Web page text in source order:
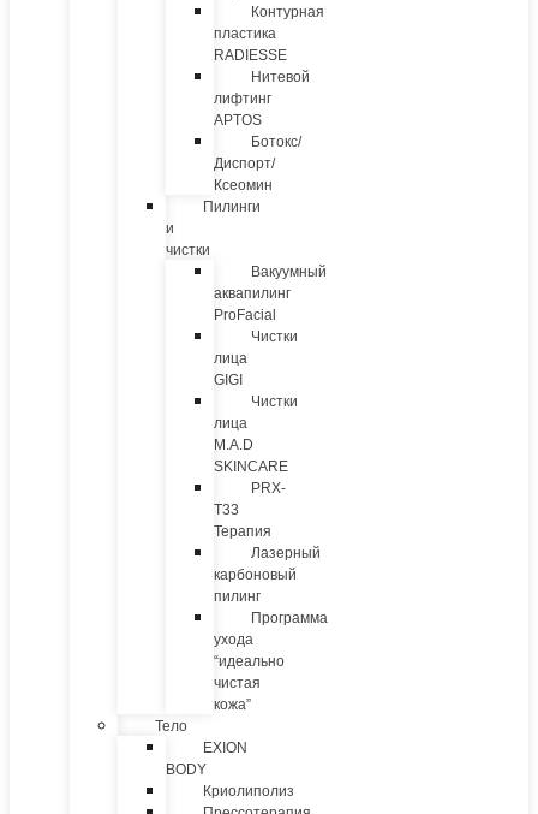
Контурная
пластика
RADIESSE
Нитевой
лифтинг
APTOS
Ботокс/
Диспорт/
Ксеомин
Пилинги
и
чистки
Вакуумный
аквапилинг
ProFacial
Чистки
лица
GIGI
Чистки
лица
M.A.D
SKINCARE
PRX-
T33
Терапия
Лазерный
карбоновый
пилинг
Программа
ухода
“идеально
чистая
кожа”
Тело
EXION
BODY
Криолиполиз